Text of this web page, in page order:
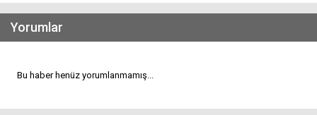
Yorumlar
Bu haber henüz yorumlanmamış...